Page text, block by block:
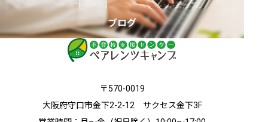
ブログ
〒570-0019
大阪府守口市金下2-2-12 サクセス金下3F